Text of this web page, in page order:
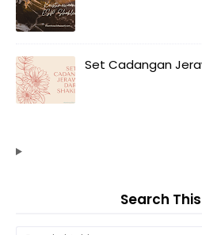
Set Cadangan
Search